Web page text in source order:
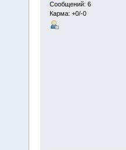
Сообщений: 6
Карма: +0/-0